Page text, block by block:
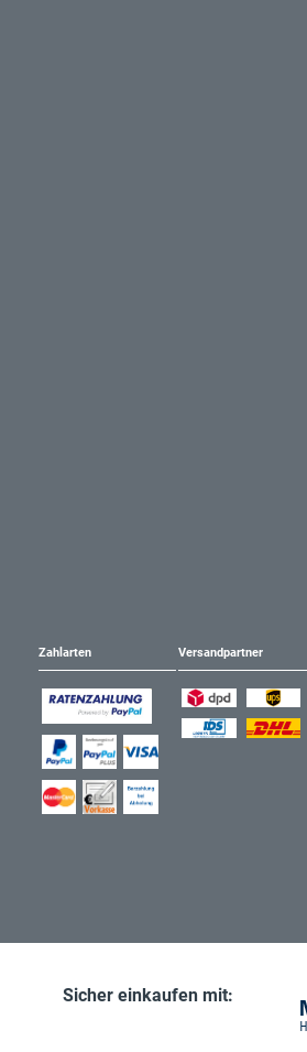
Zahlarten Versandpartner
Sicher einkaufen mit: